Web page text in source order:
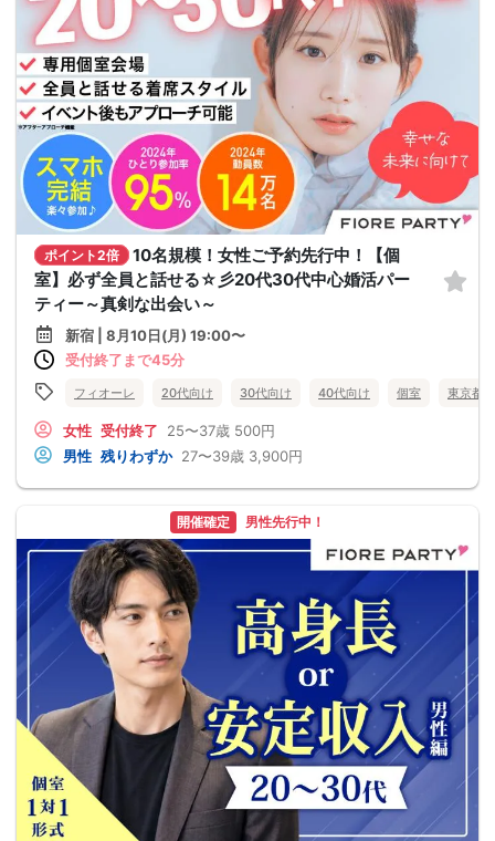
ポイント2倍
10名規模！女性ご予約先行中！【個
室】必ず全員と話せる☆彡20代30代中心婚活パー
ティー～真剣な出会い～
新宿 | 8月10日(月) 19:00〜
受付終了まで45分
フィオーレ 20代向け 30代向け 40代向け 個室 東京都
女性 受付終了 25〜37歳 500円
男性 残りわずか 27〜39歳 3,900円
開催確定 男性先行中！